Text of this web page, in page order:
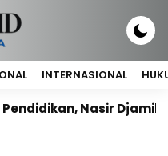
INTERNASIONAL
Nasir Djamil: Tak